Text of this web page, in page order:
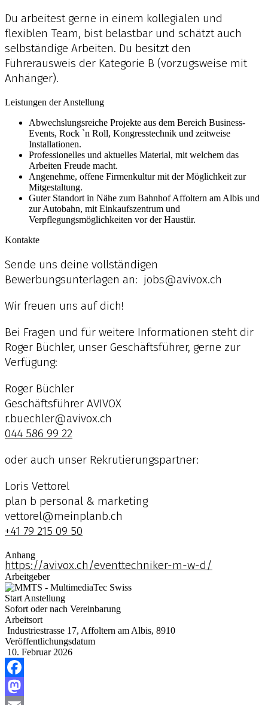
Du arbeitest gerne in einem kollegialen und
flexiblen Team, bist belastbar und schätzt auch
selbständige Arbeiten. Du besitzt den
Führerausweis der Kategorie B (vorzugsweise mit
Anhänger).
Leistungen der Anstellung
Abwechslungsreiche Projekte aus dem Bereich Business-
Events, Rock `n Roll, Kongresstechnik und zeitweise
Installationen.
Professionelles und aktuelles Material, mit welchem das
Arbeiten Freude macht.
Angenehme, offene Firmenkultur mit der Möglichkeit zur
Mitgestaltung.
Guter Standort in Nähe zum Bahnhof Affoltern am Albis und
zur Autobahn, mit Einkaufszentrum und
Verpflegungsmöglichkeiten vor der Haustür.
Kontakte
Sende uns deine vollständigen
Bewerbungsunterlagen an: jobs@avivox.ch
Wir freuen uns auf dich!
Bei Fragen und für weitere Informationen steht dir
Roger Büchler, unser Geschäftsführer, gerne zur
Verfügung:
Roger Büchler
Geschäftsführer AVIVOX
r.buechler@avivox.ch
044 586 99 22
oder auch unser Rekrutierungspartner:
Loris Vettorel
plan b personal & marketing
vettorel@meinplanb.ch
+41 79 215 09 50
Anhang
https://avivox.ch/eventtechniker-m-w-d/
Arbeitgeber
Start Anstellung
Sofort oder nach Vereinbarung
Arbeitsort
Industriestrasse 17, Affoltern am Albis, 8910
Veröffentlichungsdatum
10. Februar 2026
Facebook
Mastodon